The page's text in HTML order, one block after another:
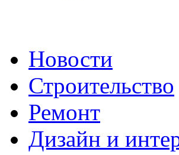
Новости
Строительство
Ремонт
Дизайн и